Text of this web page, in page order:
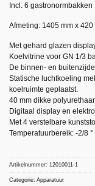
Incl. 6 gastronormbakken
Afmeting: 1405 mm x
Met gehard glazen
Koelvitrine voor GN 1/3
De binnen- en
Statische luchtkoeling
koelruimte geplaatst.
40 mm dikke
Digitaal display en
Met 4 verstelbare
Temperatuurbereik: -2/8 °
Artikelnummer: 12010011-1
Categorie: Apparatuur